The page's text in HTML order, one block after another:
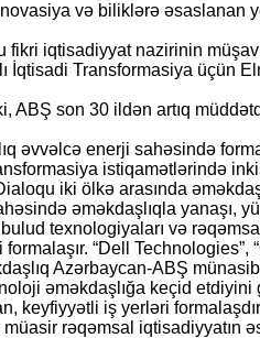
və biliklərə əsaslanan
fikri iqtisadiyyat nazirinin
İqtisadi Transformasiya üçün
ABŞ son 30 ildən artıq
əvvəlcə enerji sahəsində
istiqamətlərində
iki ölkə arasında
əməkdaşlıqla yanaşı,
texnologiyaları və
“Dell Technologies”,
Azərbaycan-ABŞ
əməkdaşlığa keçid
keyfiyyətli iş yerləri
rəqəmsal iqtisadiyyatın